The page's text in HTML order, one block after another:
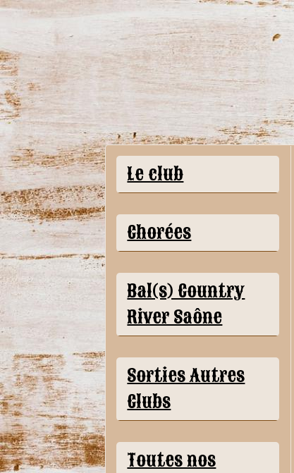
Le club
Chorées
Bal(s) Country
River Saône
Sorties Autres
Clubs
Toutes nos